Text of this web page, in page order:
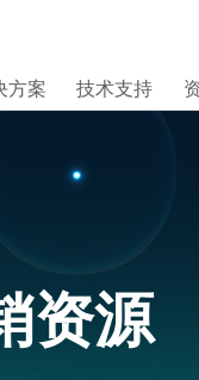
方案 技术支持
资源